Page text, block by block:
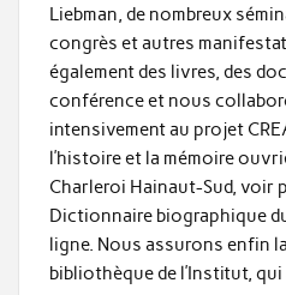
Liebman, de nombreux
congrès et autres
également des livres, des
conférence et nous
intensivement au projet
l’histoire et la mémoire
Charleroi Hainaut-Sud, voir
Dictionnaire biographique
ligne. Nous assurons enfin
bibliothèque de l’Institut,